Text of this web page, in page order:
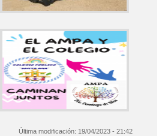
Última modificación: 19/04/2023 - 21:42